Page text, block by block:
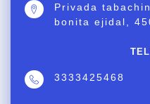
Privada
bonita ejidal,
3333425468